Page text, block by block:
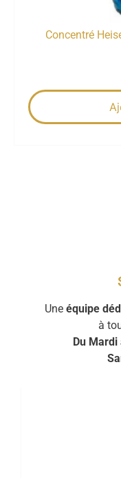
Concentré
Une équipe
à
Du